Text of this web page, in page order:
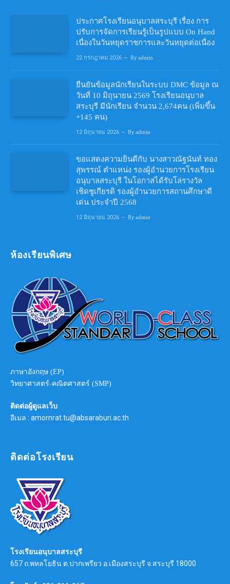
ประกาศโรงเรียนอนุบาลสระบุรี เรื่อง การ
ปรับการจัดการเรียนรู้เป็นรูปแบบ On Hand
เนื่องในวันหยุดราชการและวันหยุดต่อเนื่อง
22 กรกฎาคม 2026 By admin
ยืนยันข้อมูลนักเรียนในระบบ DMC ข้อมูล ณ
วันที่ 10 มิถุนายน 2569 โรงเรียนอนุบาล
สระบุรี มีนักเรียน จำนวน 2,674คน (เพิ่มขึ้น
+145 คน)
12 มิถุนายน 2026 By admin
ขอแสดงความยินดีกับ นางสาวณัฐนันท์ ทอง
สุพรรณ์ ตำแหน่ง รองผู้อำนวยการโรงเรียน
อนุบาลสระบุรี ในโอกาสได้รับโล่รางวัล
เชิดชูเกียรติ รองผู้อำนวยการสถานศึกษาดี
เด่น ประจำปี 2568
12 มิถุนายน 2026 By admin
ห้องเรียนพิเศษ
ภาษาอังกฤษ (EP)
วิทยาศาสตร์-คณิตศาสตร์ (SMP)
ติดต่อผู้ดูแลเว็บ
อีเมล : amornrat.tu@absaraburi.ac.th
ติดต่อโรงเรียน
โรงเรียนอนุบาลสระบุรี
657 ถ.พหลโยธิน ต.ปากเพรียว อ.เมืองสระบุรี จ.สระบุรี 18000